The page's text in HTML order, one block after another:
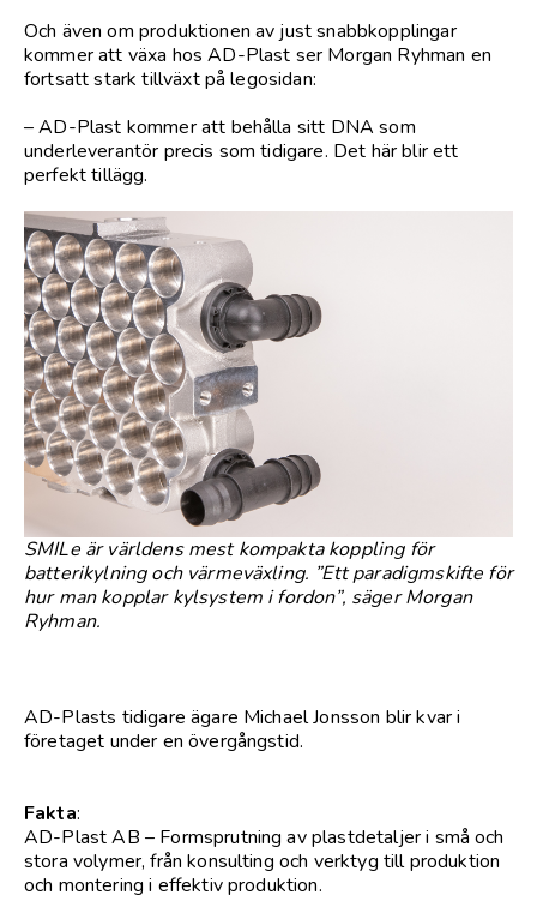
Och även om produktionen av just snabbkopplingar
kommer att växa hos AD-Plast ser Morgan Ryhman en
fortsatt stark tillväxt på legosidan:
– AD-Plast kommer att behålla sitt DNA som
underleverantör precis som tidigare. Det här blir ett
perfekt tillägg.
SMILe är världens mest kompakta koppling för
batterikylning och värmeväxling. ”Ett paradigmskifte för
hur man kopplar kylsystem i fordon”, säger Morgan
Ryhman.
AD-Plasts tidigare ägare Michael Jonsson blir kvar i
företaget under en övergångstid.
Fakta:
AD-Plast AB – Formsprutning av plastdetaljer i små och
stora volymer, från konsulting och verktyg till produktion
och montering i effektiv produktion.